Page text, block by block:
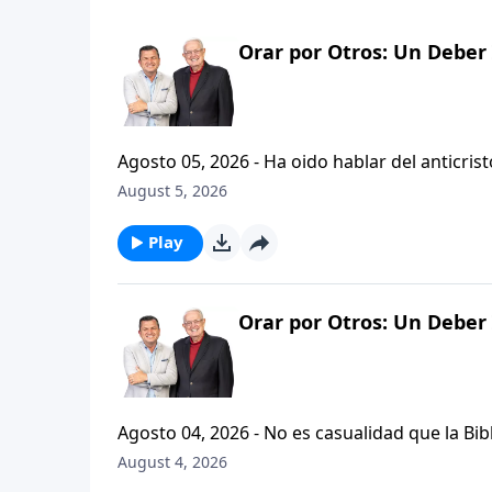
Orar por Otros: Un
Agosto 05, 2026 - Ha oido hablar del anticristo? Hoy vamos a escuchar al pastor Carlos A. Zazueta
que se refiere la Biblia cuando usa la palabra
August 5, 2026
Play
Orar por Otros: Un Deber
Agosto 04, 2026 - No es casualidad que la Biblia contenga
profetas, apostoles...de gente comun y
August 4, 2026